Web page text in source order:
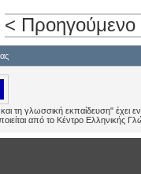
< Προηγούμενο
τη γλωσσική εκπαίδευση" έχει
από το Κέντρο Ελληνικής